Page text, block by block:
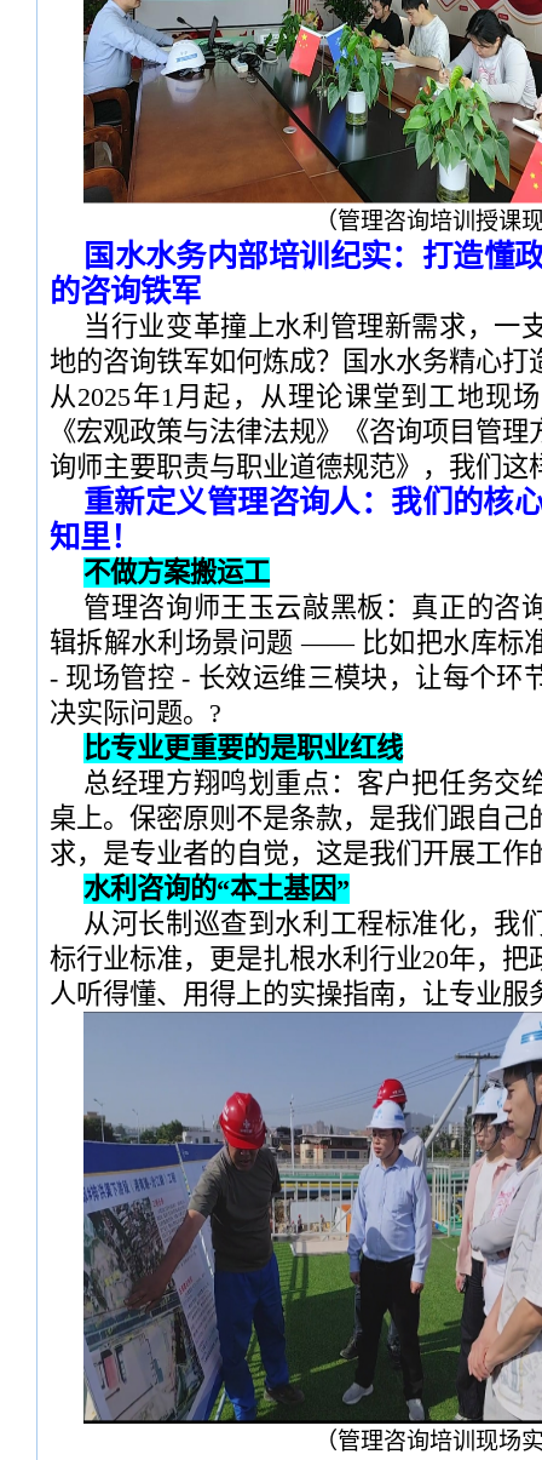
（管理咨询培训授课
国水水务内部培训纪实：打造懂
的咨询铁军
当行业变革撞上水利管理新需求，一
地的咨询铁军如何炼成？国水水务精心打
从2025年1月起，从理论课堂到工地现
《宏观政策与法律法规》《咨询项目管
询师主要职责与职业道德规范》，我们这
重新定义管理咨询人：我们的核
知里！
不做方案搬运工
管理咨询师王玉云敲黑板：真正的咨
辑拆解水利场景问题 —— 比如把水库标
- 现场管控 - 长效运维三模块，让每个环
决实际问题。?
比专业更重要的是职业红线
总经理方翔鸣划重点：客户把任务交
桌上。保密原则不是条款，是我们跟自己
求，是专业者的自觉，这是我们开展工作
水利咨询的“本土基因”
从河长制巡查到水利工程标准化，我
标行业标准，更是扎根水利行业20年，把
人听得懂、用得上的实操指南，让专业服
（管理咨询培训现场